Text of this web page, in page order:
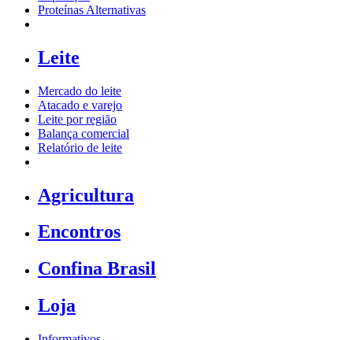
Proteínas Alternativas
Leite
Mercado do leite
Atacado e varejo
Leite por região
Balança comercial
Relatório de leite
Agricultura
Encontros
Confina Brasil
Loja